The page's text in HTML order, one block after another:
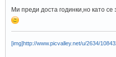
Ми преди доста годинки,но като
[img]http://www.picvalley.net/u/2634/